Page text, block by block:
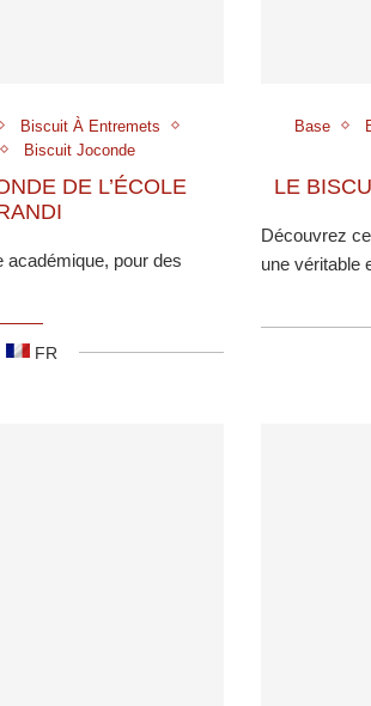
Biscuit À Entremets
Biscuit Joconde
DE L’ÉCOLE
académique, pour des
FR
Base
LE
Découvrez
une véritable